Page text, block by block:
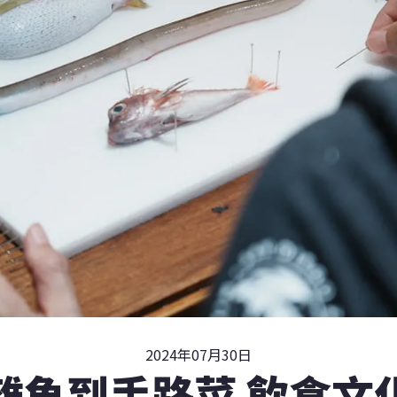
2024年07月30日